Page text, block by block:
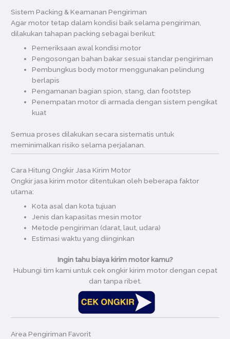
Sistem Packing & Keamanan Pengiriman
Agar motor tetap dalam kondisi baik selama pengiriman,
dilakukan tahapan packing sebagai berikut:
Pemeriksaan awal kondisi motor
Pengosongan bahan bakar sesuai standar pengiriman
Pembungkus body motor menggunakan pelindung
berlapis
Pengamanan bagian spion, stang, dan footstep
Penempatan motor di armada dengan sistem pengikat
kuat
Semua proses dilakukan secara sistematis untuk
meminimalkan risiko selama perjalanan.
Cara Hitung Ongkir Jasa Kirim Motor
Ongkir jasa kirim motor ditentukan oleh beberapa faktor
utama:
Kota asal dan kota tujuan
Jenis dan kapasitas mesin motor
Metode pengiriman (darat, laut, udara)
Estimasi waktu yang diinginkan
Ingin tahu biaya kirim motor kamu?
Hubungi tim kami untuk cek ongkir kirim motor dengan cepat
dan tanpa ribet.
Area Pengiriman Favorit